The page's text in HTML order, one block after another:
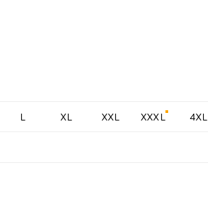
L XL XXL XXXL 4XL